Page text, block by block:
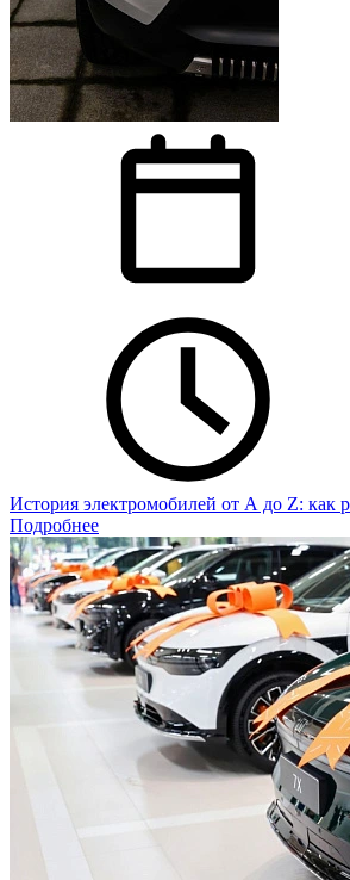
История электромобилей от А до Z: как
Подробнее